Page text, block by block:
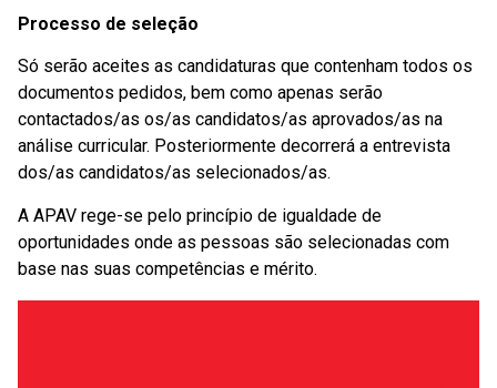
Processo de seleção
Só serão aceites as candidaturas que contenham todos os
documentos pedidos, bem como apenas serão
contactados/as os/as candidatos/as aprovados/as na
análise curricular. Posteriormente decorrerá a entrevista
dos/as candidatos/as selecionados/as.
A APAV rege-se pelo princípio de igualdade de
oportunidades onde as pessoas são selecionadas com
base nas suas competências e mérito.